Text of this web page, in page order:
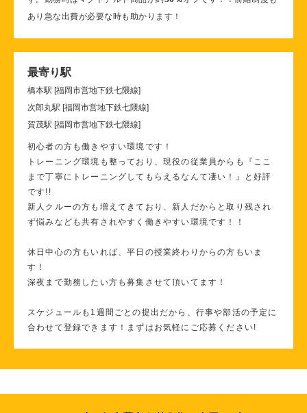
あり急な出費が必要な時も助かります！
最寄り駅
橋本駅 [福岡市営地下鉄七隈線]
次郎丸駅 [福岡市営地下鉄七隈線]
賀茂駅 [福岡市営地下鉄七隈線]
初心者の方も働きやすい環境です！
トレーニング環境も整っており、現役の従業員からも『ここ
まで丁寧にトレーニングしてもらえるなんて凄い！』と好評
です!!
新人クルーの方も増えてきており、新人だからと取り残され
ず悩みなども共有されやすく働きやすい環境です！！
休日中心の方もいれば、平日の授業終わりからの方もいま
す！
深夜まで勤務したい方も募集させて頂いてます！
スケジュールも1週間ごとの提出だから、行事や部活の予定に
合わせて登録できます！まずはお気軽にご応募ください!